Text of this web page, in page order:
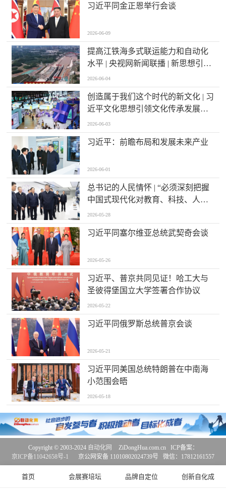
习近平同金正恩举行会谈
2026-06-09
提高江铁海多式联运能力和自动化
水平 | 央视网新闻联播 | 新思想引领
新征程 | 西部陆海新通道跑出高水平
对外开放“加速度”
2026-06-04
创造属于我们这个时代的新文化 | 习
近平文化思想引领文化传承发展开
创新局面
2026-06-03
习近平：前瞻布局和发展未来产业
2026-06-01
总书记的人民情怀 | “必须深刻把握
中国式现代化对教育、科技、人才
的需求”
2026-05-28
习近平同塞尔维亚总统武契奇会谈
2026-05-26
习近平、普京共同见证！哈工大与
圣彼得堡国立大学签署合作协议
2026-05-22
习近平同俄罗斯总统普京会谈
2026-05-21
习近平同美国总统特朗普在中南海
小范围会晤
2026-05-18
首页 会展赛培坛 品牌自定位 创新自化成
Copyright © 2003-2024 自动化网
ZiDongHua.com.cn ICP备案：
京ICP备11042658号-1
京公网安备 11010802024739号 微信：17812161557